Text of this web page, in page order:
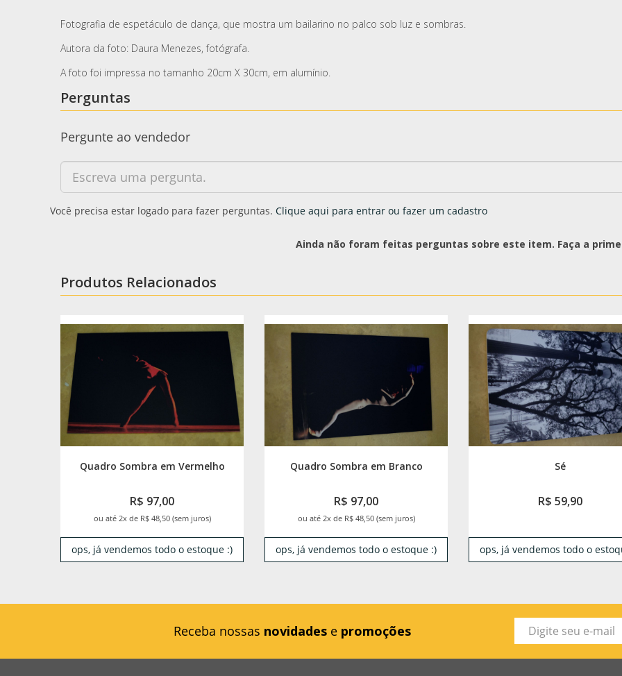
Fotografia de espetáculo de dança, que mostra um bailarino no palco sob luz e sombras.
Autora da foto: Daura Menezes, fotógrafa.
A foto foi impressa no tamanho 20cm X 30cm, em alumínio.
Perguntas
Pergunte ao vendedor
Você precisa estar logado para fazer perguntas. Clique aqui para entrar ou fazer um cadastro
Ainda não foram feitas perguntas sobre este item. Faça a
Produtos Relacionados
Quadro Sombra em Vermelho
R$ 97,00
ou até 2x de R$ 48,50 (sem juros)
ops, já vendemos todo o estoque :)
Quadro Sombra em Branco
R$ 97,00
ou até 2x de R$ 48,50 (sem juros)
ops, já vendemos todo o estoque :)
Sé
R$ 59,90
ops, já vendemos todo o
Receba nossas novidades e promoções